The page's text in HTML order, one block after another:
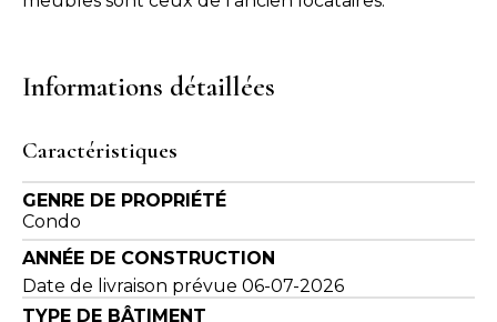
Informations détaillées
Caractéristiques
GENRE DE PROPRIÉTÉ
Condo
ANNÉE DE CONSTRUCTION
Date de livraison prévue 06-07-2026
TYPE DE BÂTIMENT